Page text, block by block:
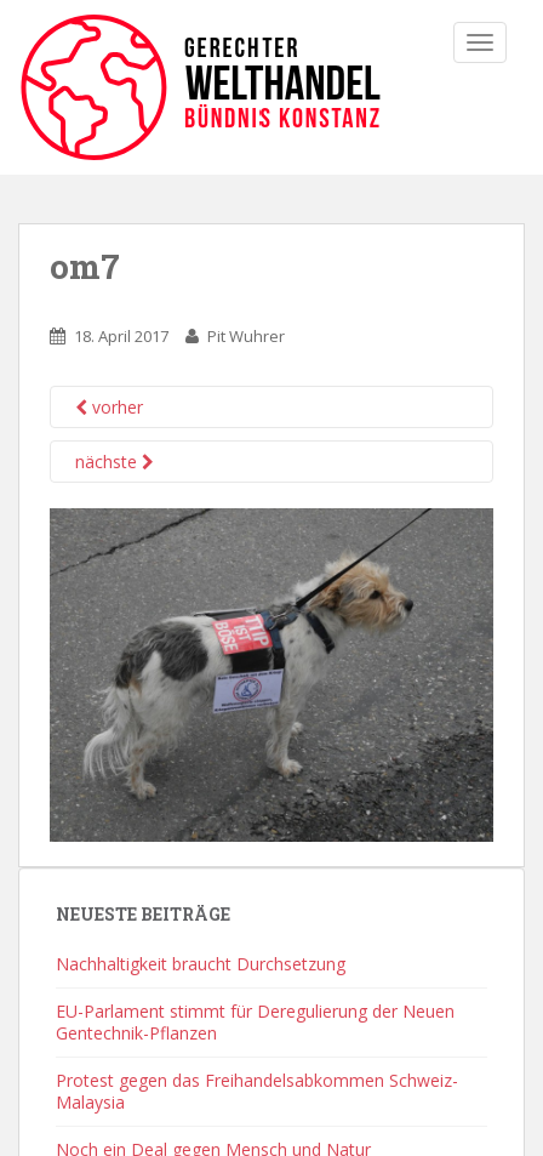
om7
18. April 2017 Pit Wuhrer
vorher
nächste
NEUESTE BEITRÄGE
Nachhaltigkeit braucht Durchsetzung
EU-Parlament stimmt für Deregulierung der Neuen
Gentechnik-Pflanzen
Protest gegen das Freihandelsabkommen Schweiz-
Malaysia
Noch ein Deal gegen Mensch und Natur